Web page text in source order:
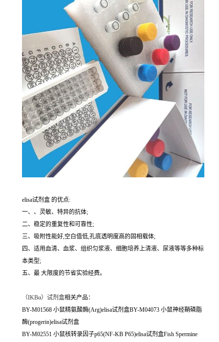
elisa试剂盒 的优点:
一、、灵敏、特异的抗体;
二、稳定的重复性和可靠性;
三、吸附性能好,空白值低,孔底透明度高的固相载体;
四、适用血清、血浆、组织匀浆液、细胞培养上清液、尿液等等多种标
本类型;
五、最 大限度的节省实验经费。
（IKBα）试剂盒相关产品：
BY-M01568 小鼠精氨酸酶(Arg)elisa试剂盒BY-M04073 小鼠神经鞘磷脂
酶(progerin)elisa试剂盒
BY-M02551 小鼠核转录因子p65(NF-KB P65)elisa试剂盒Fish Spermine